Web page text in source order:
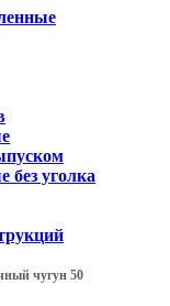
уголка
чугун 50